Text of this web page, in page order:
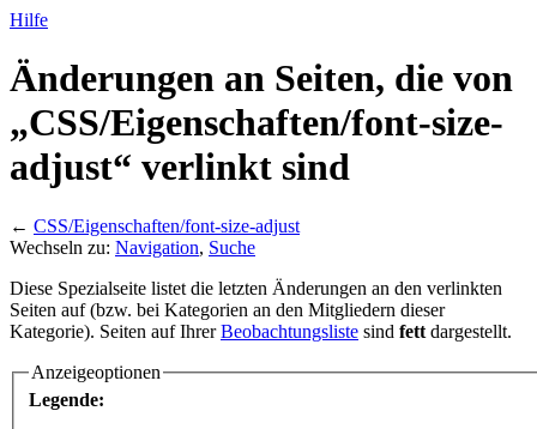
Hilfe
Änderungen an Seiten, die von
„CSS/Eigenschaften/font-size-
adjust“ verlinkt sind
← CSS/Eigenschaften/font-size-adjust
Wechseln zu: Navigation, Suche
Diese Spezialseite listet die letzten Änderungen an den verlinkten
Seiten auf (bzw. bei Kategorien an den Mitgliedern dieser
Kategorie). Seiten auf IhrerBeobachtungsliste sind fett dargestellt.
Anzeigeoptionen
Legende: